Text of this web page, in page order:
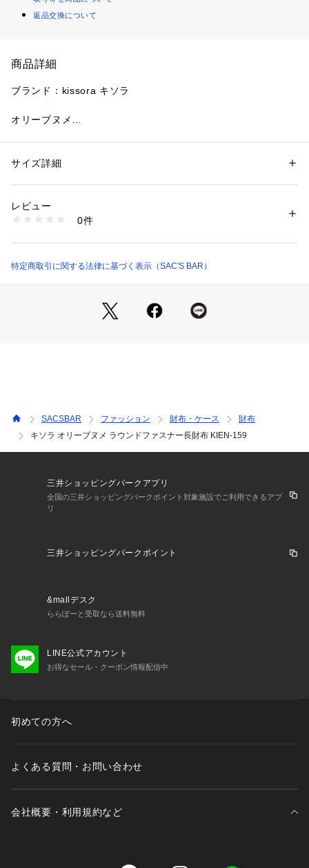
返品交換について
商品詳細
ブランド：kissora キソラ
オリーブヌメ
げで表面加工も最小限なので、使い込むほど柔らかく馴染みや
仕様：ラウンドファスナー式開閉
内側：L字ファスナー式小銭入れ×1(仕切り有り)
●天然皮革のため、摩擦や水分付着により色落ち、色移りする
ことがありますのでご注意ください。水などで濡れた場合は、
柔らかい布で叩くようにして十分に水分を取り陰干してくださ
ご注意ください：
の色味と異なる場合もあります。あらかじめご了承ください。
す。サイズはあくまでも目安としてお考えください。
● 天然皮革・素材を使用している商品によっては、天然素材の
い。
性別：レディース
タグ：レディース 財布 長財布 プレゼント
生産国：日本製
3480000000575
サイズ詳細
レビュー
0件
特定商取引に関する法律に基づく表示（SAC'S BAR）
SACSBAR ファッション 財布・ケース
財布
キソラ オリーブヌメ ラウンドファスナー長財布 KIEN-159
三井ショッピングパークアプリ
全国の三井ショッピングパークポイント対象施設でご利用できるアプ
リ
三井ショッピングパークポイント
&mallデスク
ららぽーと受取なら送料無料
LINE公式アカウント
お得なセール・クーポン情報配信中
初めての方へ
よくある質問・お問い合わせ
会社概要・利用規約など